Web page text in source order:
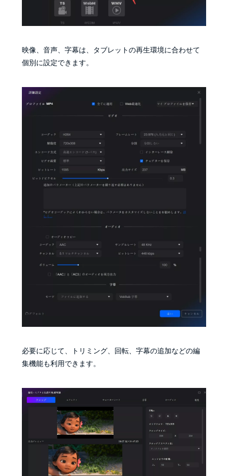
映像、音声、字幕は、タブレットの再生環境に合わせて
個別に設定できます。
必要に応じて、トリミング、回転、字幕の追加などの編
集機能も利用できます。